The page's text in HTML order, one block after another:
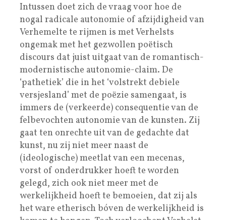
Intussen doet zich de vraag voor hoe de
nogal radicale autonomie of afzijdigheid van
Verhemelte te rijmen is met Verhelsts
ongemak met het gezwollen poëtisch
discours dat juist uitgaat van de romantisch-
modernistische autonomie-claim. De
‘pathetiek’ die in het ‘volstrekt debiele
versjesland’ met de poëzie samengaat, is
immers de (verkeerde) consequentie van de
felbevochten autonomie van de kunsten. Zij
gaat ten onrechte uit van de gedachte dat
kunst, nu zij niet meer naast de
(ideologische) meetlat van een mecenas,
vorst of onderdrukker hoeft te worden
gelegd, zich ook niet meer met de
werkelijkheid hoeft te bemoeien, dat zij als
het ware etherisch bóven de werkelijkheid is